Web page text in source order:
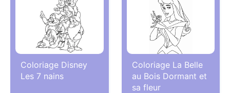
Coloriage Disney
Les 7 nains
Coloriage La Belle
au Bois Dormant et
sa fleur